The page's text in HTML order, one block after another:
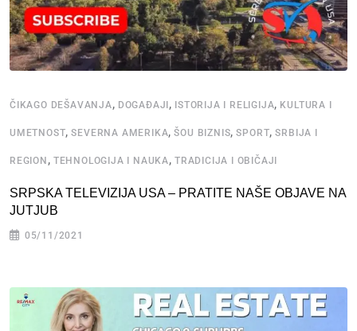
ČIKAGO DEŠAVANJA, DOGAĐAJI , ISTORIJA I RELIGIJA, KULTURA I
UMETNOST,SEVERNA AMERIKA,ŠOU BIZNIS,SPORT,SRBIJA I
REGION , TEHNOLOGIJA I NAUKA,TRADICIJA I OBIČAJI
SRPSKA TELEVIZIJA USA – PRATITE NAŠE OBJAVE NA
JUTJUB
05/11/2021